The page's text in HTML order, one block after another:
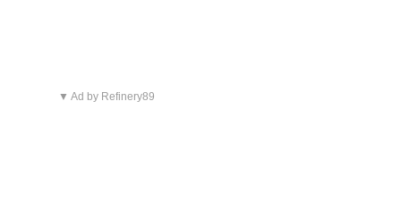
▼ Ad by Refinery89